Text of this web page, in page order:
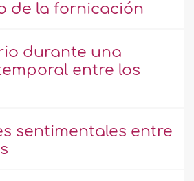
de la fornicación
durante una
entre los
sentimentales entre